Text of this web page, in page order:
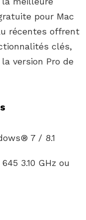
pour Mac
récentes offrent
clés,
version Pro de
7 / 8.1
3.10 GHz ou